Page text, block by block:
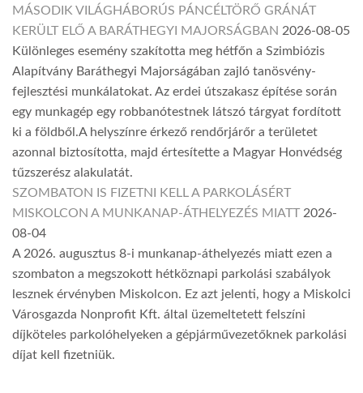
MÁSODIK VILÁGHÁBORÚS PÁNCÉLTÖRŐ GRÁNÁT
KERÜLT ELŐ A BARÁTHEGYI MAJORSÁGBAN 2026-08-05
Különleges esemény szakította meg hétfőn a Szimbiózis
Alapítvány Baráthegyi Majorságában zajló tanösvény-
fejlesztési munkálatokat. Az erdei útszakasz építése során
egy munkagép egy robbanótestnek látszó tárgyat fordított
ki a földből.A helyszínre érkező rendőrjárőr a területet
azonnal biztosította, majd értesítette a Magyar Honvédség
tűzszerész alakulatát.
SZOMBATON IS FIZETNI KELL A PARKOLÁSÉRT
MISKOLCON A MUNKANAP-ÁTHELYEZÉS MIATT 2026-
08-04
A 2026. augusztus 8-i munkanap-áthelyezés miatt ezen a
szombaton a megszokott hétköznapi parkolási szabályok
lesznek érvényben Miskolcon. Ez azt jelenti, hogy a Miskolci
Városgazda Nonprofit Kft. által üzemeltetett felszíni
díjköteles parkolóhelyeken a gépjárművezetőknek parkolási
díjat kell fizetniük.